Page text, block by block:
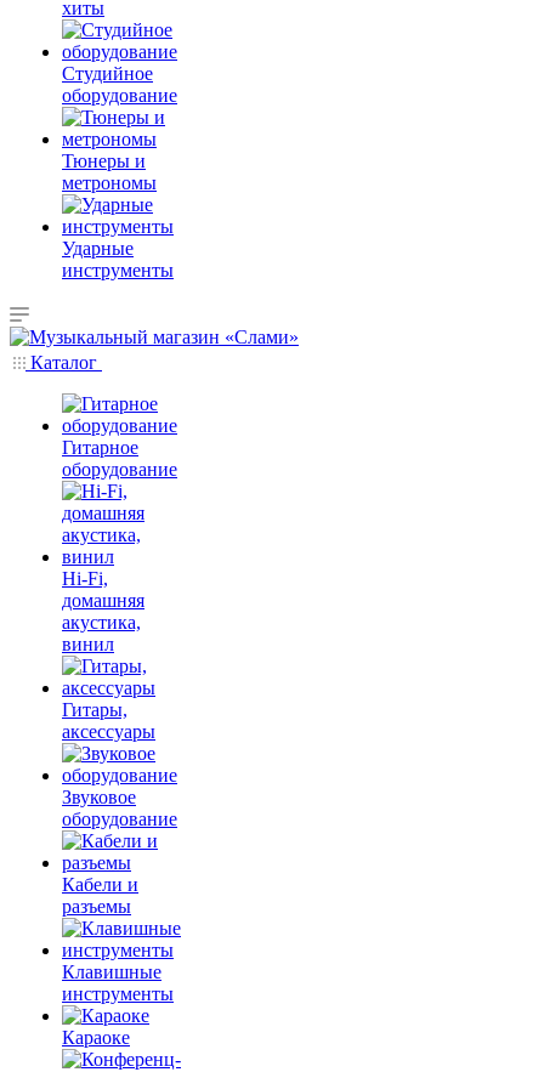
хиты
Студийное
оборудование
Тюнеры и
метрономы
Ударные
инструменты
Каталог
Гитарное
оборудование
Hi-Fi,
домашняя
акустика,
винил
Гитары,
аксессуары
Звуковое
оборудование
Кабели и
разъемы
Клавишные
инструменты
Караоке